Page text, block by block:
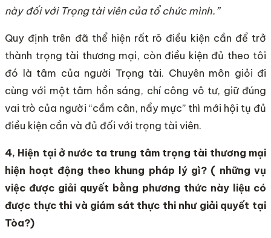
này đối với Trọng tài viên của tổ chức mình.”
Quy định trên đã thể hiện rất rõ điều kiện cần để trở
thành trọng tài thương mại, còn điều kiện đủ theo tôi
đó là tâm của người Trọng tài. Chuyên môn giỏi đi
cùng với một tâm hồn sáng, chí công vô tư, giữ đúng
vai trò của người “cầm cân, nẩy mực” thì mới hội tụ đủ
điều kiện cần và đủ đối với trọng tài viên.
4, Hiện tại ở nước ta trung tâm trọng tài thương mại
hiện hoạt động theo khung pháp lý gì? ( những vụ
việc được giải quyết bằng phương thức này liệu có
được thực thi và giám sát thực thi như giải quyết tại
Tòa?)